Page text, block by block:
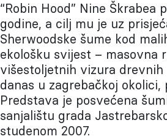
“Robin Hood” Nine Škrabea
godine, a cilj mu je uz
Sherwoodske šume kod
ekološku svijest – masovna
višestoljetnih vizura drevnih
danas u zagrebačkoj
Predstava je posvećena
sanjalištu grada
studenom 2007.